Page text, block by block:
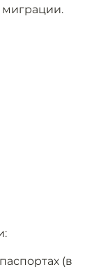
миграции.
(в